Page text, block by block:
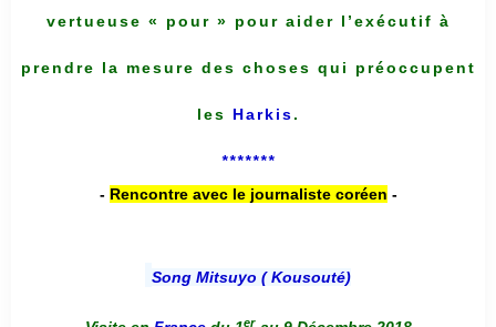
vertueuse « pour » pour aider l’exécutif à
prendre la mesure des choses qui préoccupent
les Harkis.
*******
- Rencontre avec le journaliste coréen -
Song Mitsuyo ( Kousouté)
er